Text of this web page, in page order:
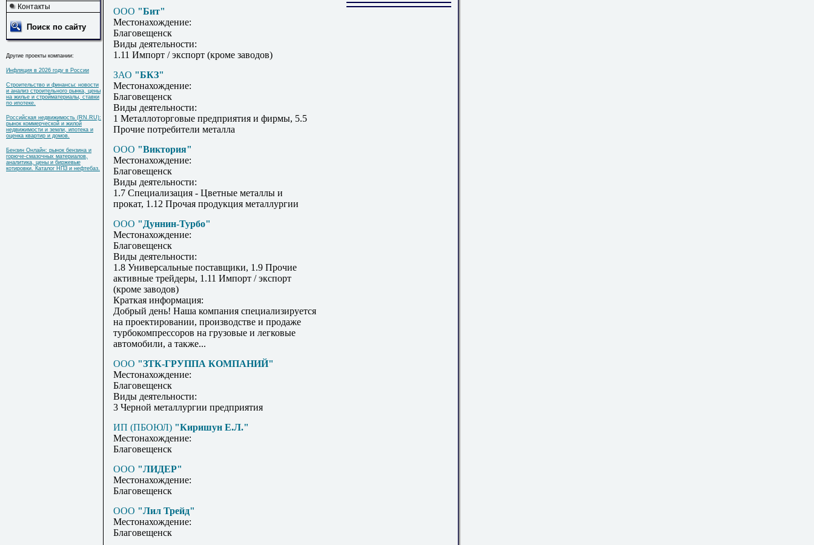
Контакты
Поиск по сайту
Другие проекты компании:
Инфляция в 2026 году в России
Строительство и финансы: новости
и анализ строительного рынка, цены
на жилье и стройматериалы, ставки
по ипотеке.
Российская недвижимость (RN.RU):
рынок коммерческой и жилой
недвижимости и земли, ипотека и
оценка квартир и домов.
Бензин Онлайн: рынок бензина и
горюче-смазочных материалов,
аналитика, цены и биржевые
котировки. Каталог НПЗ и нефтебаз.
ООО "Бит"
Местонахождение:
Благовещенск
Виды деятельности:
1.11 Импорт / экспорт (кроме заводов)
ЗАО "БКЗ"
Местонахождение:
Благовещенск
Виды деятельности:
1 Металлоторговые предприятия и фирмы, 5.5
Прочие потребители металла
ООО "Виктория"
Местонахождение:
Благовещенск
Виды деятельности:
1.7 Специализация - Цветные металлы и
прокат, 1.12 Прочая продукция металлургии
ООО "Дуннин-Турбо"
Местонахождение:
Благовещенск
Виды деятельности:
1.8 Универсальные поставщики, 1.9 Прочие
активные трейдеры, 1.11 Импорт / экспорт
(кроме заводов)
Краткая информация:
Добрый день! Наша компания специализируется
на проектировании, производстве и продаже
турбокомпрессоров на грузовые и легковые
автомобили, а также...
ООО "ЗТК-ГРУППА КОМПАНИЙ"
Местонахождение:
Благовещенск
Виды деятельности:
3 Черной металлургии предприятия
ИП (ПБОЮЛ) "Киришун Е.Л."
Местонахождение:
Благовещенск
ООО "ЛИДЕР"
Местонахождение:
Благовещенск
ООО "Лил Трейд"
Местонахождение:
Благовещенск